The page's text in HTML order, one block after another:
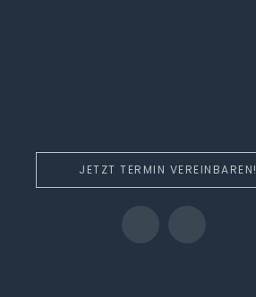
JETZT TERMIN VEREINBAREN!